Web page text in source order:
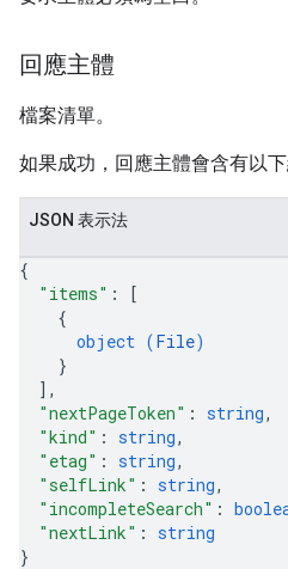
回應主體
檔案清單。
如果成功，回應主體會含有以下
JSON 表示法
{
"items" :
[
{
object (File)
}
] ,
"nextPageToken" : string,
"kind" : string,
"etag" : string,
"selfLink" : string,
"incompleteSearch" :
"nextLink" : string
}